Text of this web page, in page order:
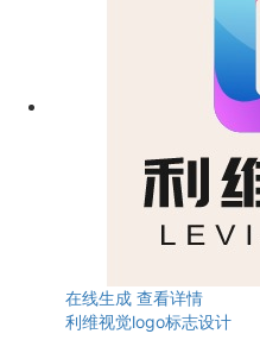
在线生成 查看详情
利维视觉logo标志设计